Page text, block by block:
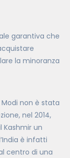
garantiva che
la minoranza
non è stata
nel 2014,
Kashmir un
è infatti
centro di una